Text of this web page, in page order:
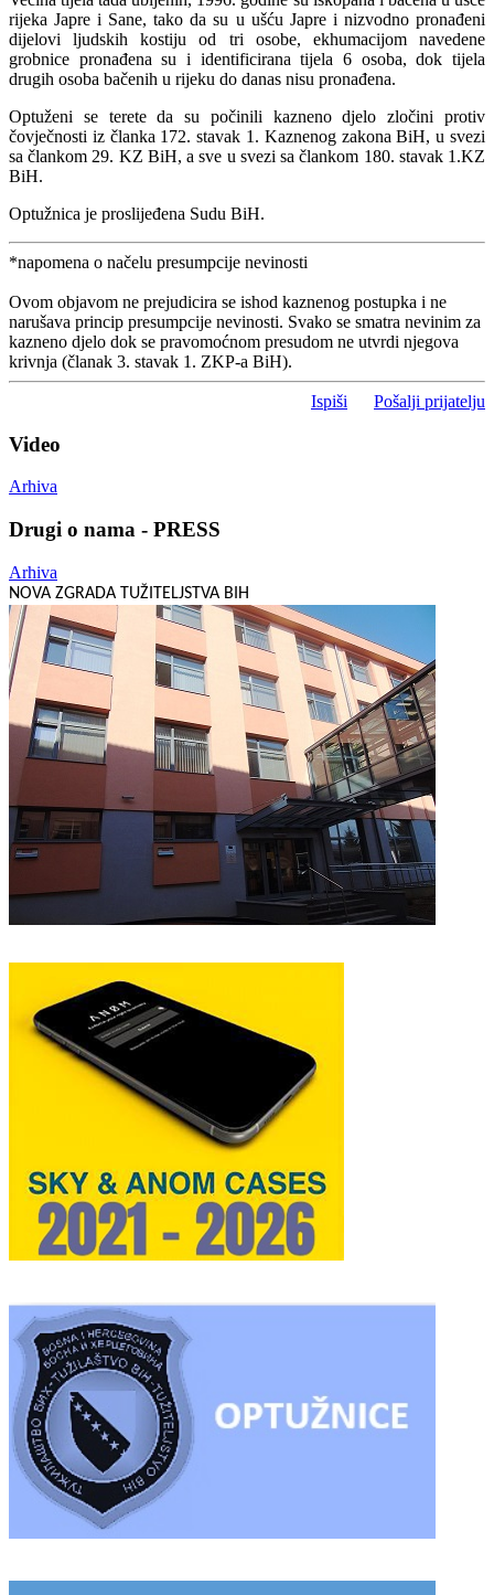
rijeka Japre i Sane, tako da su u ušću Japre i nizvodno pronađeni
dijelovi ljudskih kostiju od tri osobe, ekhumacijom navedene
grobnice pronađena su i identificirana tijela 6 osoba, dok tijela
drugih osoba bačenih u rijeku do danas nisu pronađena.
Optuženi se terete da su počinili kazneno djelo zločini protiv
čovječnosti iz članka 172. stavak 1. Kaznenog zakona BiH, u svezi
sa člankom 29. KZ BiH, a sve u svezi sa člankom 180. stavak 1.KZ
BiH.
Optužnica je proslijeđena Sudu BiH.
*napomena o načelu presumpcije nevinosti
Ovom objavom ne prejudicira se ishod kaznenog postupka i ne
narušava princip presumpcije nevinosti. Svako se smatra nevinim za
kazneno djelo dok se pravomoćnom presudom ne utvrdi njegova
krivnja (članak 3. stavak 1. ZKP-a BiH).
Ispiši Pošalji prijatelju
Video
Arhiva
Drugi o nama - PRESS
Arhiva
NOVA ZGRADA TUŽITELJSTVA BIH